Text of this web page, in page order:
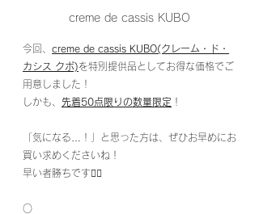
creme de cassis KUBO
今回、 creme de cassis KUBO(クレーム・ド・
カシス クボ)を特別提供品としてお得な価格でご
用意しました！
しかも、 先着50点限りの数量限定 ！
「気になる…！」と思った方は、ぜひお早めにお
買い求めくださいね！
早い者勝ちです🏃‍♂️
○